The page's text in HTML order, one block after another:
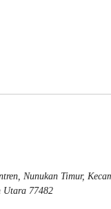
Nunukan Timur,
Utara 77482